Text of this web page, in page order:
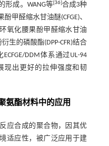
形成。WANG等[36]合成3种
甲醛缩水甘油醚(CFGE)、
氧化腰果酚甲醛缩水甘油
衍生的磷酸酯(DPP-CFR)结合
DDM体系通过UL-94
现出更好的拉伸强度和韧
氨酯材料中的应用
应合成的聚合物，因其优
适应性，被广泛应用于建